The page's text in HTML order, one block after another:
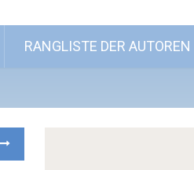
RANGLISTE DER AUTOREN